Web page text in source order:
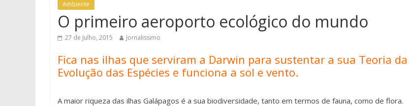
Ambiente
O primeiro aeroporto ecológico do mundo
27 de Julho, 2015 Jornalissimo
Fica nas ilhas que serviram a Darwin para sustentar a sua Teoria da
Evolução das Espécies e funciona a sol e vento.
A maior riqueza das ilhas Galápagos é a sua biodiversidade, tanto em termos de fauna, como de flora.